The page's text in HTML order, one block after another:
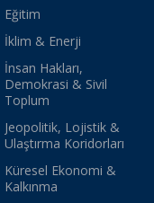
Eğitim
İklim & Enerji
İnsan Hakları,
Demokrasi & Sivil
Toplum
Jeopolitik, Lojistik &
Ulaştırma Koridorları
Küresel Ekonomi &
Kalkınma